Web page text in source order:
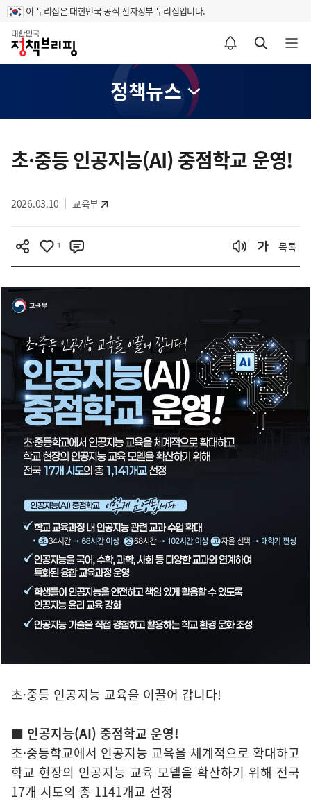
이 누리집은 대한민국 공식 전자정부 누리집입니다.
홈
알림설정 바로가기 검색 바로가기 메뉴 열기
정책뉴스
텐
츠
역
초·중등 인공지능(AI) 중점학교 운영!
2026.03.10 교육부
1 목록
초·중등 인공지능 교육을 이끌어 갑니다!
■ 인공지능(AI) 중점학교 운영!
초·중등학교에서 인공지능 교육을 체계적으로 확대하고
학교 현장의 인공지능 교육 모델을 확산하기 위해 전국
17개 시도의 총 1141개교 선정